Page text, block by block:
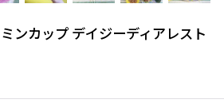
ンカップ デイジーディアレスト